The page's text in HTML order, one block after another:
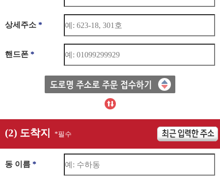
상세주소 *
핸드폰 *
(2) 도착지 *필수
동 이름 *